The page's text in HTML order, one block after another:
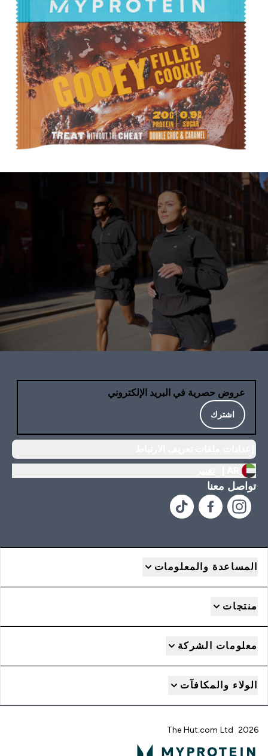
عروض حصرية في البريد الإلكتروني
اشترك
تواصل معنا
المساعدة والمعلومات
منتجات
معلومات الشركة
الولاء والمكافآت
2026 The Hut.com Ltd